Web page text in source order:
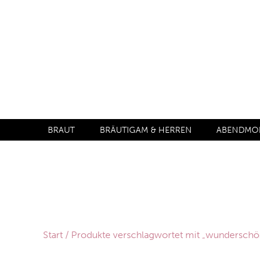
BRAUT BRÄUTIGAM & HERREN
Start / Produkte verschlagwortet mit